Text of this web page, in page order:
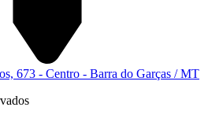
673 - Centro - Barra do Garças / MT